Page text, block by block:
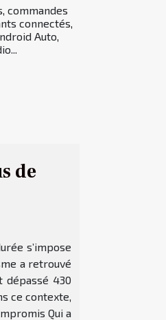
commandes
connectés,
Auto,
de
s’impose
a retrouvé
dépassé 430
ce contexte,
Qui a